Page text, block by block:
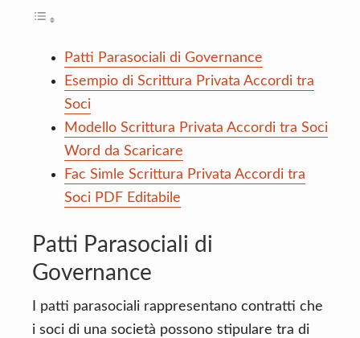
Patti Parasociali di Governance
Esempio di Scrittura Privata Accordi tra
Soci
Modello Scrittura Privata Accordi tra Soci
Word da Scaricare
Fac Simle Scrittura Privata Accordi tra
Soci PDF Editabile
Patti Parasociali di
Governance
I patti parasociali rappresentano contratti che
i soci di una società possono stipulare tra di